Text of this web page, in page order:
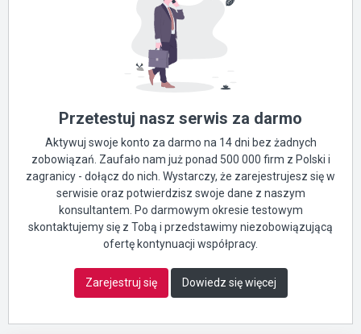
Przetestuj nasz serwis za darmo
Aktywuj swoje konto za darmo na 14 dni bez żadnych
zobowiązań. Zaufało nam już ponad 500 000 firm z Polski i
zagranicy - dołącz do nich. Wystarczy, że zarejestrujesz się w
serwisie oraz potwierdzisz swoje dane z naszym
konsultantem. Po darmowym okresie testowym
skontaktujemy się z Tobą i przedstawimy niezobowiązującą
ofertę kontynuacji współpracy.
Zarejestruj się Dowiedz się więcej